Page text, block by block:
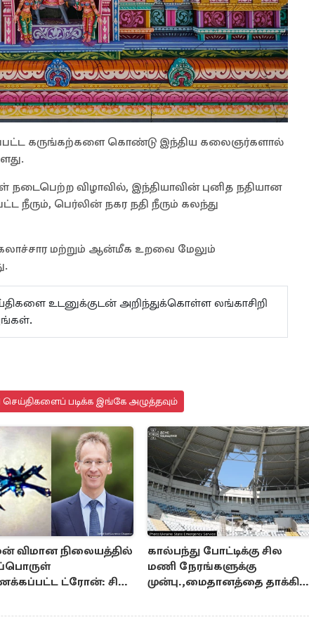
கருங்கற்களை கொண்டு இந்திய கலைஞர்களால்
நடைபெற்ற விழாவில், இந்தியாவின் புனித நதியான
நீரும், பெர்லின் நகர நதி நீரும் கலந்து
கலாச்சார மற்றும் ஆன்மீக உறவை மேலும்
உடனுக்குடன் அறிந்துக்கொள்ள லங்காசிறி
படிக்க இங்கே அழுத்தவும்
விமான நிலையத்தில்
ட்ரோன்: சில
கால்பந்து போட்டிக்கு சில
மணி நேரங்களுக்கு
முன்பு.,மைதானத்தை தாக்கிய